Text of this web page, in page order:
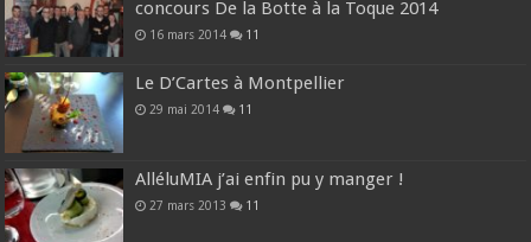
concours De la Botte à la Toque 2014
16 mars 2014 11
Le D’Cartes à Montpellier
29 mai 2014 11
AlléluMIA j’ai enfin pu y manger !
27 mars 2013 11